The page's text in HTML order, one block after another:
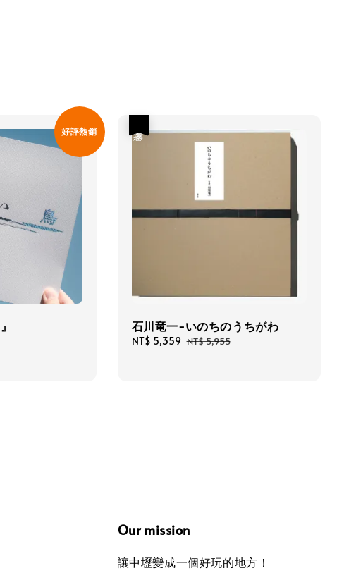
好評熱銷
石川竜一-いのちのうちがわ
Sale
NT$ 5,359 Regular
NT$ 5,955
Our mission
讓中壢變成一個好玩的地方！